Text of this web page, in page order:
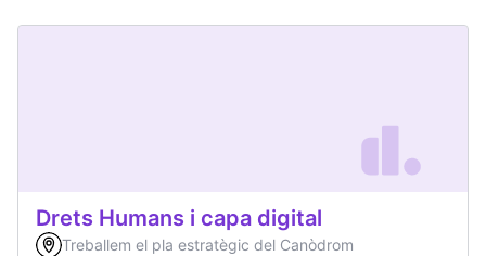
Drets Humans i capa digital
Treballem el pla estratègic del Canòdrom